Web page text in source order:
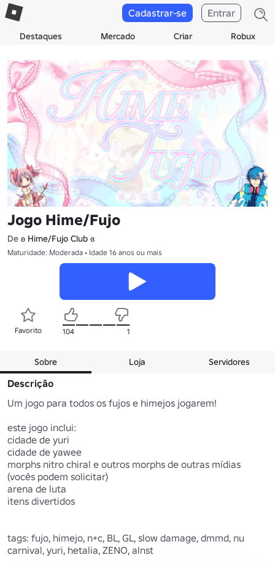
Destaques Mercado Criar Robux
Cadastrar-se Entrar
Jogo Hime/Fujo
De ʚ Hime/Fujo Club ɞ
Maturidade: Moderada • Idade 16 anos ou mais
Favorito 104 1
Sobre Loja Servidores
Descrição
Um jogo para todos os fujos e himejos jogarem!
este jogo inclui:
cidade de yuri
cidade de yawee
morphs nitro chiral e outros morphs de outras mídias
(vocês podem solicitar)
arena de luta
itens divertidos
tags: fujo, himejo, n+c, BL, GL, slow damage, dmmd, nu
carnival, yuri, hetalia, ZENO, alnst